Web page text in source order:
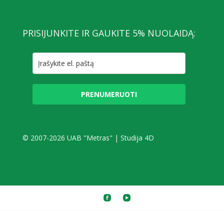
PRISIJUNKITE IR GAUKITE 5% NUOLAIDĄ:
PRENUMERUOTI
© 2007-2026 UAB "Metras" | Studija 4D